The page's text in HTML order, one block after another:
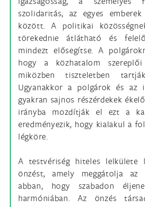
szolidaritás, az egyes
között. A politikai
törekednie átlátható és
mindezt elősegítse. A
hogy a közhatalom
miközben tiszteletben
Ugyanakkor a polgárok és az
gyakran sajnos részérdekek
irányba mozdítják el ezt a
eredményezik, hogy kialakul a
légköre.
A testvériség hiteles lelkülete
önzést, amely meggátolja az
abban, hogy szabadon
harmóniában. Az önzés